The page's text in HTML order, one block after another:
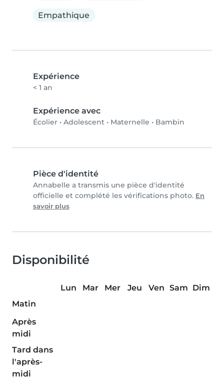
Empathique
Expérience
< 1 an
Expérience avec
Écolier • Adolescent • Maternelle • Bambin
Pièce d'identité
Annabelle a transmis une pièce d'identité
officielle et complété les vérifications photo. En
savoir plus
Disponibilité
Lun Mar Mer Jeu Ven Sam Dim
Matin
Après
midi
Tard dans
l'après-
midi